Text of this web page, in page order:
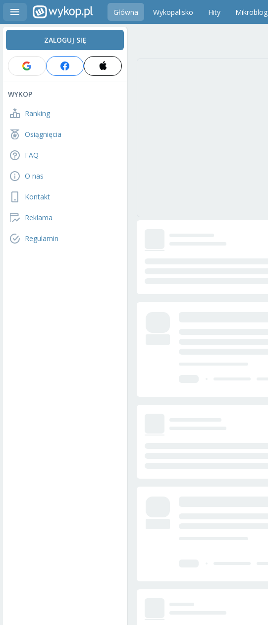
Główna Wykopalisko Hity Mikroblog
ZALOGUJ SIĘ
WYKOP
Ranking
Osiągnięcia
FAQ
O nas
Kontakt
Reklama
Regulamin